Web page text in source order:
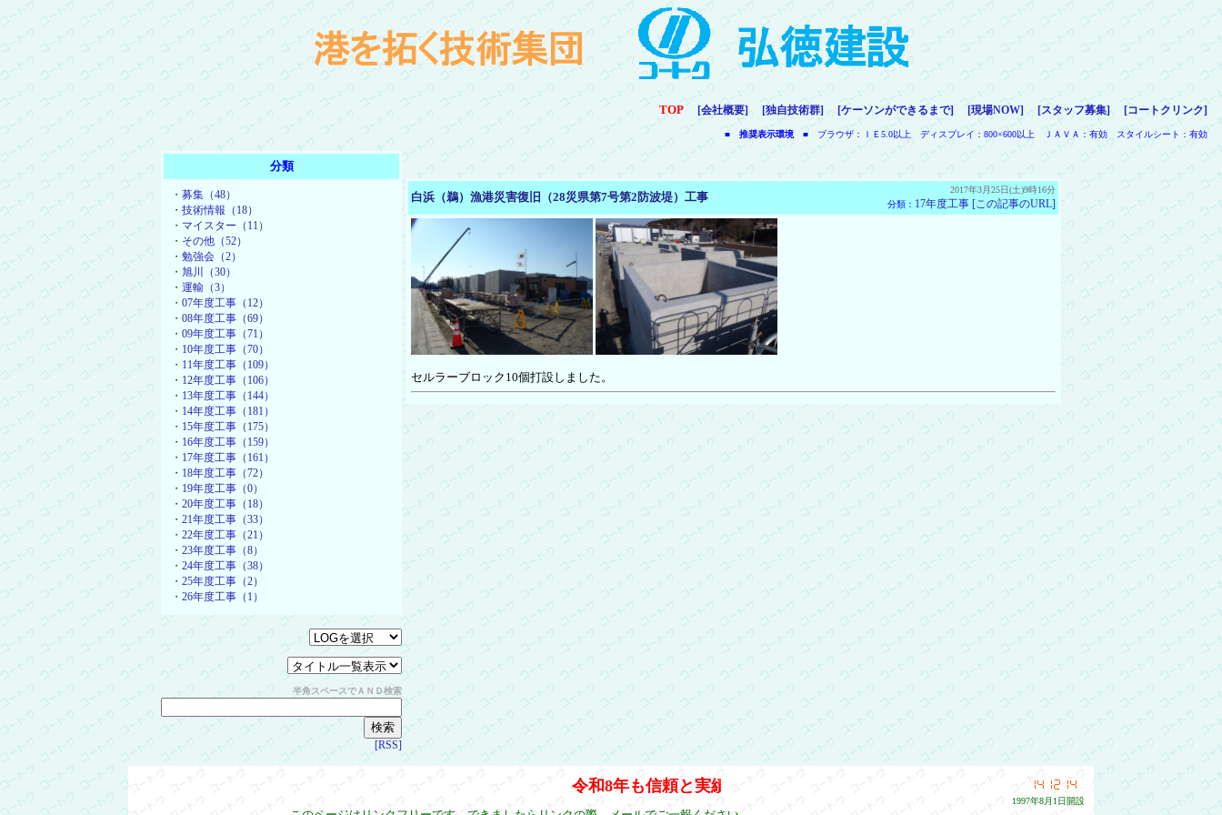
TOP [会社概要] [独自技術群] [ケーソンができるまで] [現場NOW] [スタッフ募集] [コートクリンク]
■ 推奨表示環境 ■ブラウザ：ＩＥ5.0以上 ディスプレイ：800×600以上 ＪＡＶＡ：有効 スタイルシート：有効
分類
・ 募集（48）
・ 技術情報（18）
・ マイスター（11）
・ その他（52）
・ 勉強会（2）
・ 旭川（30）
・ 運輸（3）
・ 07年度工事（12）
・ 08年度工事（69）
・ 09年度工事（71）
・ 10年度工事（70）
・ 11年度工事（109）
・ 12年度工事（106）
・ 13年度工事（144）
・ 14年度工事（181）
・ 15年度工事（175）
・ 16年度工事（159）
・ 17年度工事（161）
・ 18年度工事（72）
・ 19年度工事（0）
・ 20年度工事（18）
・ 21年度工事（33）
・ 22年度工事（21）
・ 23年度工事（8）
・ 24年度工事（38）
・ 25年度工事（2）
・ 26年度工事（1）
半角スペースでＡＮＤ検索
[RSS]
白浜（鵜）漁港災害復旧（28災県第7号第2防波堤）工事
2017年3月25日(土)9時16分
分類： 17年度工事 [この記事のURL]
セルラーブロック10個打設しました。
令和8年も信頼と実績で従業員一同力を合わせて頑張ります。どうぞよろしくお願い致
1997年8月1日開設